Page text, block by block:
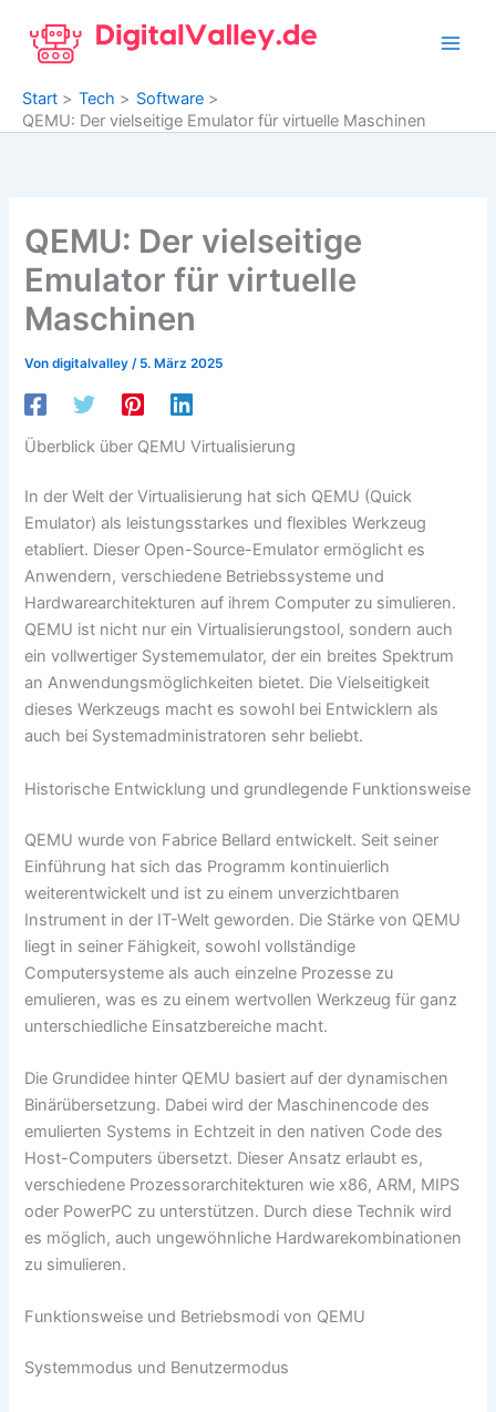
Inhalt
springen
Start
Tech
Software
QEMU: Der vielseitige Emulator für virtuelle Maschinen
QEMU: Der vielseitige
Emulator für virtuelle
Maschinen
Vondigitalvalley/ 5. März 2025
Überblick über QEMU Virtualisierung
In der Welt der Virtualisierung hat sich QEMU (Quick
Emulator) als leistungsstarkes und flexibles Werkzeug
etabliert. Dieser Open-Source-Emulator ermöglicht es
Anwendern, verschiedene Betriebssysteme und
Hardwarearchitekturen auf ihrem Computer zu simulieren.
QEMU ist nicht nur ein Virtualisierungstool, sondern auch
ein vollwertiger Systememulator, der ein breites Spektrum
an Anwendungsmöglichkeiten bietet. Die Vielseitigkeit
dieses Werkzeugs macht es sowohl bei Entwicklern als
auch bei Systemadministratoren sehr beliebt.
Historische Entwicklung und grundlegende Funktionsweise
QEMU wurde von Fabrice Bellard entwickelt. Seit seiner
Einführung hat sich das Programm kontinuierlich
weiterentwickelt und ist zu einem unverzichtbaren
Instrument in der IT-Welt geworden. Die Stärke von QEMU
liegt in seiner Fähigkeit, sowohl vollständige
Computersysteme als auch einzelne Prozesse zu
emulieren, was es zu einem wertvollen Werkzeug für ganz
unterschiedliche Einsatzbereiche macht.
Die Grundidee hinter QEMU basiert auf der dynamischen
Binärübersetzung. Dabei wird der Maschinencode des
emulierten Systems in Echtzeit in den nativen Code des
Host-Computers übersetzt. Dieser Ansatz erlaubt es,
verschiedene Prozessorarchitekturen wie x86, ARM, MIPS
oder PowerPC zu unterstützen. Durch diese Technik wird
es möglich, auch ungewöhnliche Hardwarekombinationen
zu simulieren.
Funktionsweise und Betriebsmodi von QEMU
Systemmodus und Benutzermodus